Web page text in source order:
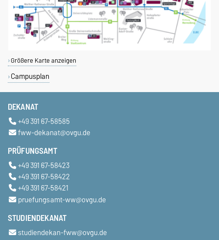
Größere Karte anzeigen
Campusplan
DEKANAT
+49 391 67-58585
fww-dekanat@ovgu.de
PRÜFUNGSAMT
+49 391 67-58423
+49 391 67-58422
+49 391 67-58421
pruefungsamt-ww@ovgu.de
STUDIENDEKANAT
studiendekan-fww@ovgu.de